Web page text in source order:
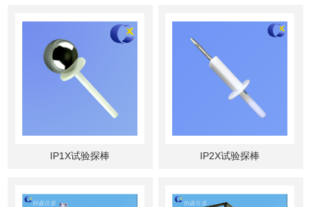
IP1X试验探棒 IP2X试验探棒